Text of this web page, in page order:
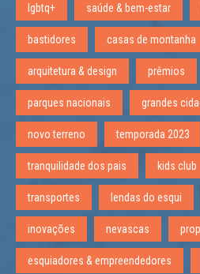
lgbtq+ saúde & bem-estar
bastidores casas de montanha
arquitetura & design prêmios
parques nacionais grandes
novo terreno temporada 2023
tranquilidade dos pais kids club
transportes lendas do esqui
inovações nevascas
esquiadores & empreendedores